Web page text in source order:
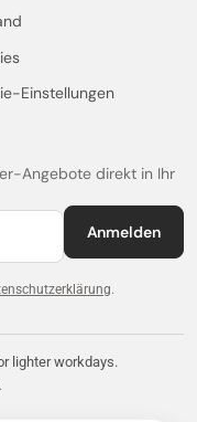
Einstellungen
Angebote direkt in Ihr
Anmelden
.
lighter workdays.